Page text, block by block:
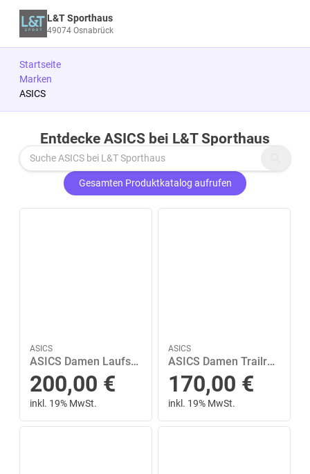
L&T Sporthaus
49074 Osnabrück
Startseite
Marken
ASICS
Zu den Produkten springen
Entdecke ASICS bei L&T Sporthaus
Gesamten Produktkatalog aufrufen
ASICS
ASICS Damen Laufschuhe GEL-NIMBUS 28 38 in Braun
200,00 €
inkl. 19% MwSt.
ASICS
ASICS Damen Trailrunningschuhe GEL-Trabuco 13 GTX 41 ½ in Rot
170,00 €
inkl. 19% MwSt.